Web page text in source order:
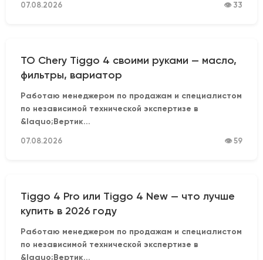
07.08.2026 👁 33
ТО Chery Tiggo 4 своими руками — масло,
фильтры, вариатор
Работаю менеджером по продажам и специалистом
по независимой технической экспертизе в
&laquo;Вертик...
07.08.2026 👁 59
Tiggo 4 Pro или Tiggo 4 New — что лучше
купить в 2026 году
Работаю менеджером по продажам и специалистом
по независимой технической экспертизе в
&laquo;Вертик...